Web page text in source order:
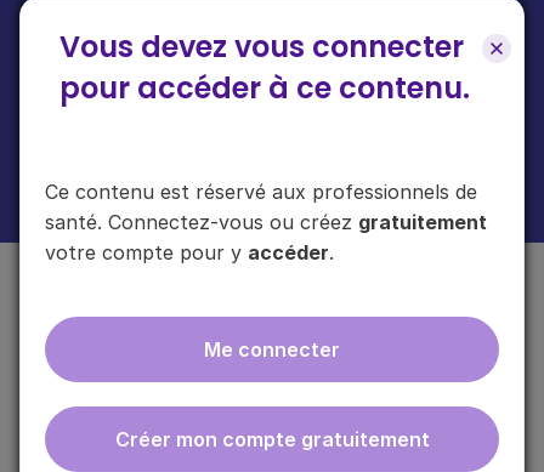
Vous devez vous connecter
pour accéder à ce contenu.
Ce contenu est réservé aux professionnels de
santé. Connectez-vous ou créez gratuitement
votre compte pour y accéder.
Me connecter
Créer mon compte gratuitement
votre boîte mail.
Plus d'informations sur l'usage de vos donnéesici.
ebmfrance est une base de connaissances médicales
gratuite adaptée à la pratique de la médecine générale.